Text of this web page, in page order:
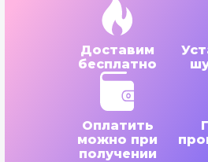
Доставим
бесплатно
Оплатить
можно при
получении